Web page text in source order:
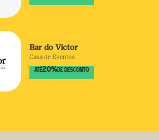
Bar do Victor
Casa de Eventos
ATÉ20% DE DESCONTO